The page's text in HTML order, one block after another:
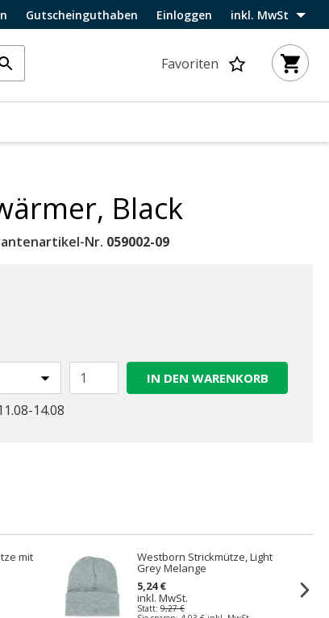
Gutscheinguthaben Einloggen inkl. MwSt
Favoriten
Black
Nr. 059002-09
IN DEN WARENKORB
14.08
mit Westborn Strickmütze, Light
Grey Melange
5,24 €
inkl. MwSt.
Statt: 9,27 €